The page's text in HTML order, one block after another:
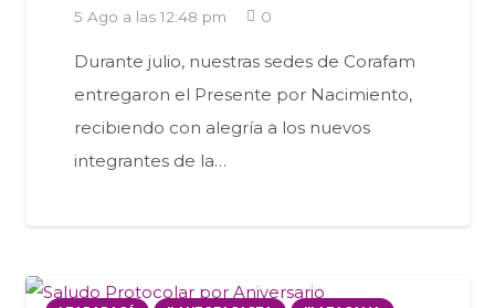
5 Ago a las 12:48 pm 0
Durante julio, nuestras sedes de Corafam
entregaron el Presente por Nacimiento,
recibiendo con alegría a los nuevos
integrantes de la…